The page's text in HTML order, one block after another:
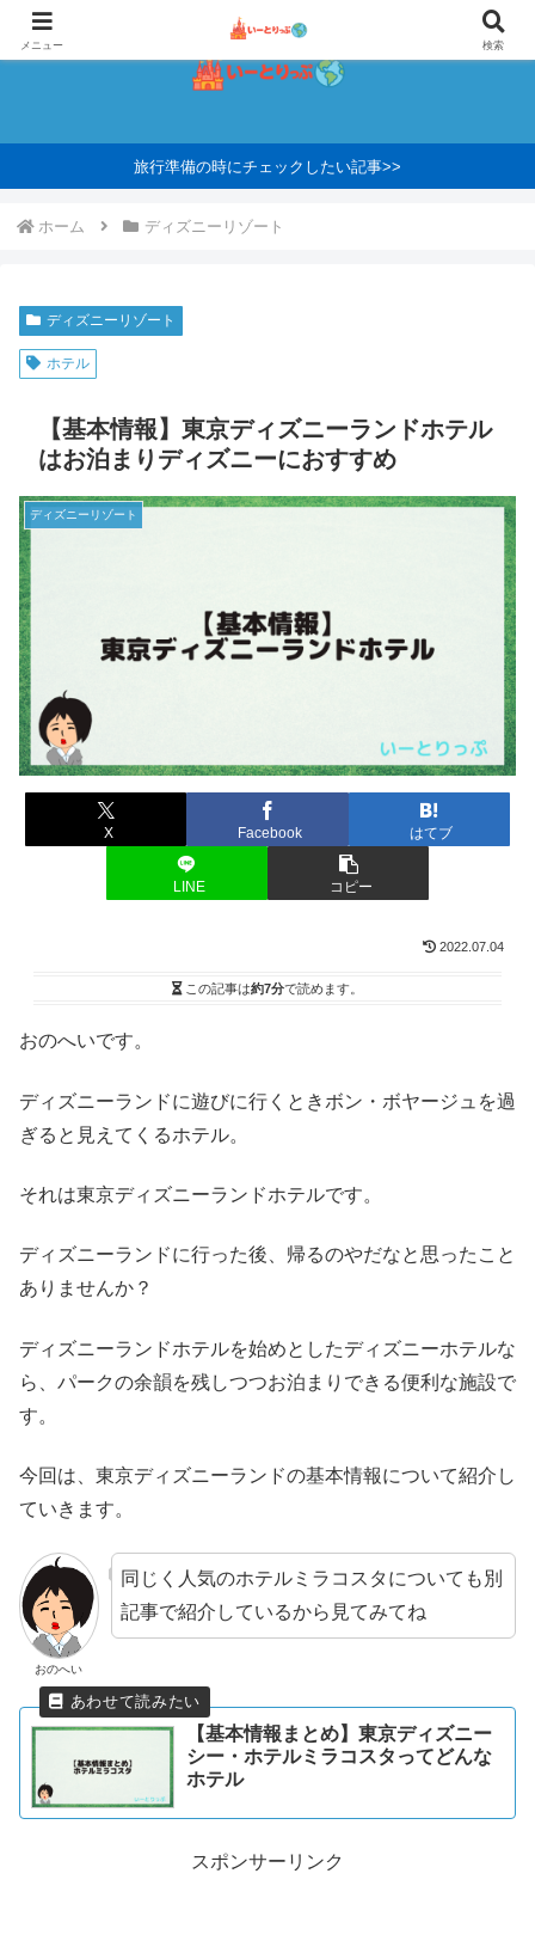
旅行準備の時にチェックしたい記事>>
ホーム ディズニーリゾート
ディズニーリゾート
ホテル
【基本情報】東京ディズニーランドホテル
はお泊まりディズニーにおすすめ
ディズニーリゾート
X Facebook はてブ
LINE コピー
2022.07.04
この記事は約7分で読めます。
おのへいです。
ディズニーランドに遊びに行くときボン・ボヤージュを過
ぎると見えてくるホテル。
それは東京ディズニーランドホテルです。
ディズニーランドに行った後、帰るのやだなと思ったこと
ありませんか？
ディズニーランドホテルを始めとしたディズニーホテルな
ら、パークの余韻を残しつつお泊まりできる便利な施設で
す。
今回は、東京ディズニーランドの基本情報について紹介し
ていきます。
おのへい
同じく人気のホテルミラコスタについても別
記事で紹介しているから見てみてね
【基本情報まとめ】東京ディズニー
シー・ホテルミラコスタってどんな
ホテル
スポンサーリンク
メニュー 検索